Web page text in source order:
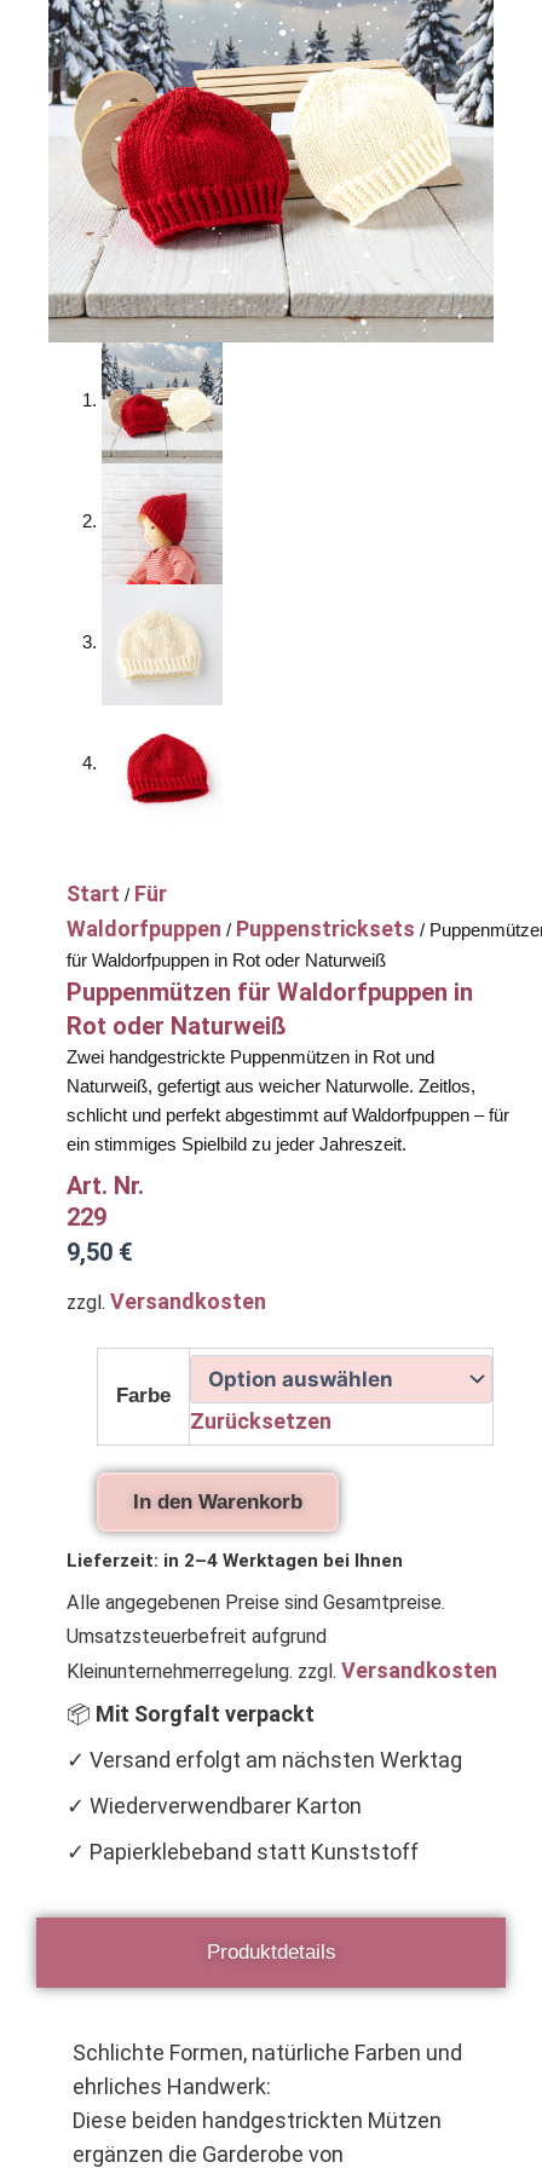
Start / Für
Waldorfpuppen / Puppenstricksets /
für Waldorfpuppen in Rot oder Naturweiß
Puppenmützen für Waldorfpuppen in
Rot oder Naturweiß
Zwei handgestrickte Puppenmützen in Rot und
Naturweiß, gefertigt aus weicher Naturwolle. Zeitlos,
schlicht und perfekt abgestimmt auf Waldorfpuppen – für
ein stimmiges Spielbild zu jeder Jahreszeit.
Art. Nr.
229
9,50 €
zzgl. Versandkosten
Farbe
Zurücksetzen
Puppenmützen
Waldorfpuppen
Rot
oder
Naturweiß
Menge
In den Warenkorb
Lieferzeit: in 2–4 Werktagen bei Ihnen
Alle angegebenen Preise sind Gesamtpreise.
Umsatzsteuerbefreit aufgrund
Kleinunternehmerregelung. zzgl. Versandkosten
📦 Mit Sorgfalt verpackt
✓ Versand erfolgt am nächsten Werktag
✓ Wiederverwendbarer Karton
✓ Papierklebeband statt Kunststoff
Produktdetails
Schlichte Formen, natürliche Farben und
ehrliches Handwerk:
Diese beiden handgestrickten Mützen
ergänzen die Garderobe von